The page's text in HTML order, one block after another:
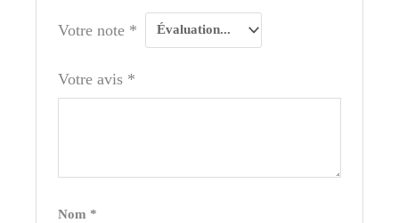
Votre note *
Votre avis *
Nom *